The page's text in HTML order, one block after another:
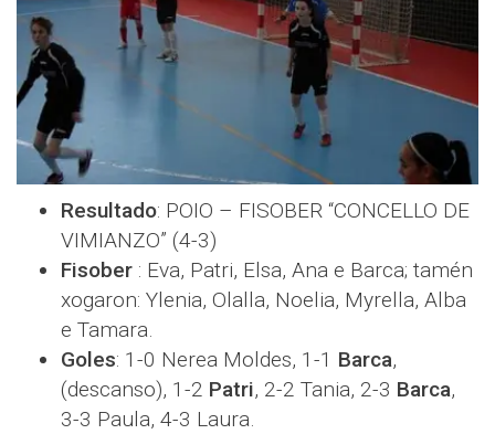
Resultado: POIO – FISOBER “CONCELLO DE
VIMIANZO” (4-3)
Fisober : Eva, Patri, Elsa, Ana e Barca; tamén
xogaron: Ylenia, Olalla, Noelia, Myrella, Alba
e Tamara.
Goles: 1-0 Nerea Moldes, 1-1 Barca,
(descanso), 1-2 Patri, 2-2 Tania, 2-3 Barca,
3-3 Paula, 4-3 Laura.